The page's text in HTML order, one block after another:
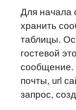
Для начала
хранить
таблицы.
гостевой
сообщение.
почты, url
запрос,